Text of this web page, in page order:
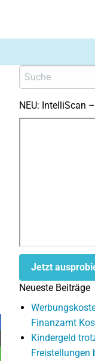
NEU: IntelliScan
Jetzt
Neueste Beiträge
Finanzamt
Kindergeld
Freistellungen